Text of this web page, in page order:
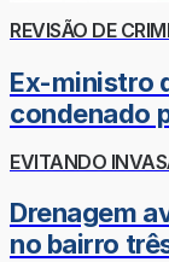
REVISÃO DE
Ex-ministro
condenado
EVITANDO
Drenagem
no bairro